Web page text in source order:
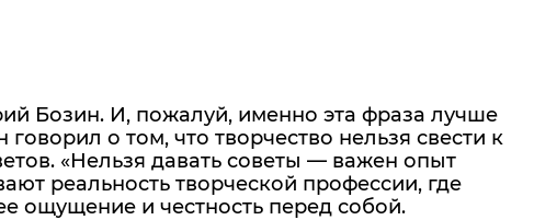
Бозин. И, пожалуй, именно эта фраза лучше
о том, что творчество нельзя свести к
«Нельзя давать советы — важен опыт
реальность творческой профессии, где
ощущение и честность перед собой.